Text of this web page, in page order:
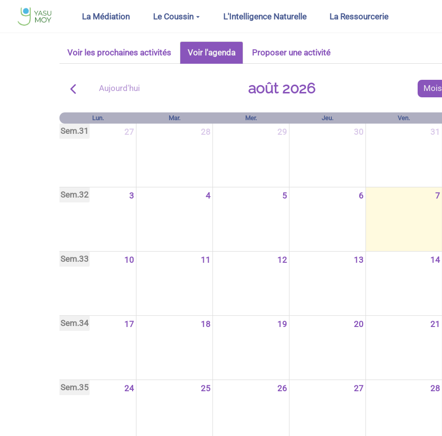
Aller au contenu principalLa Médiation Le Coussin L'Intelligence Naturelle La Ressourcerie
Voir les prochaines activités Voir l'agenda Proposer une activité
Aujourd'hui août 2026 Mois
Lun. Mar. Mer. Jeu. Ven.
Sem.31 27 28 29 30 31
Sem.32 3 4 5 6 7
Sem.33 10 11 12 13 14
Sem.34 17 18 19 20 21
Sem.35 24 25 26 27 28